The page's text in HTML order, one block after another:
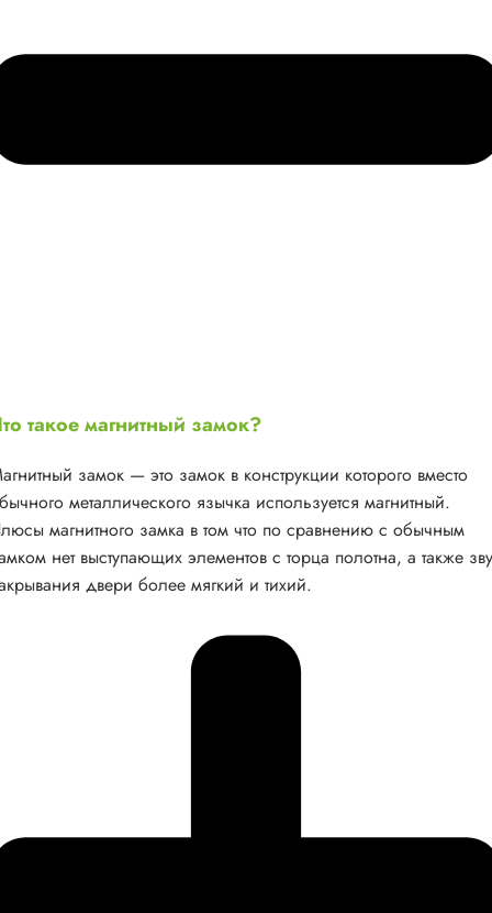
такое магнитный замок?
замок — это замок в конструкции которого вместо
металлического язычка используется магнитный.
магнитного замка в том что по сравнению с обычным
нет выступающих элементов с торца полотна, а также
двери более мягкий и тихий.